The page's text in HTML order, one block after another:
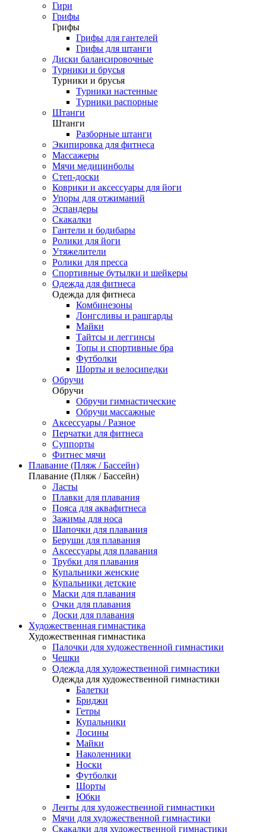
Гири
Грифы
Грифы
Грифы для гантелей
Грифы для штанги
Диски балансировочные
Турники и брусья
Турники и брусья
Турники настенные
Турники распорные
Штанги
Штанги
Разборные штанги
Экипировка для фитнеса
Массажеры
Мячи медицинболы
Степ-доски
Коврики и аксессуары для йоги
Упоры для отжиманий
Эспандеры
Скакалки
Гантели и бодибары
Ролики для йоги
Утяжелители
Ролики для пресса
Спортивные бутылки и шейкеры
Одежда для фитнеса
Одежда для фитнеса
Комбинезоны
Лонгсливы и рашгарды
Майки
Тайтсы и леггинсы
Топы и спортивные бра
Футболки
Шорты и велосипедки
Обручи
Обручи
Обручи гимнастические
Обручи массажные
Аксессуары / Разное
Перчатки для фитнеса
Суппорты
Фитнес мячи
Плавание (Пляж / Бассейн)
Плавание (Пляж / Бассейн)
Ласты
Плавки для плавания
Пояса для аквафитнеса
Зажимы для носа
Шапочки для плавания
Беруши для плавания
Аксессуары для плавания
Трубки для плавания
Купальники женские
Купальники детские
Маски для плавания
Очки для плавания
Доски для плавания
Художественная гимнастика
Художественная гимнастика
Палочки для художественной гимнастики
Чешки
Одежда для художественной гимнастики
Одежда для художественной гимнастики
Балетки
Бриджи
Гетры
Купальники
Лосины
Майки
Наколенники
Носки
Футболки
Шорты
Юбки
Ленты для художественной гимнастики
Мячи для художественной гимнастики
Скакалки для художественной гимнастики